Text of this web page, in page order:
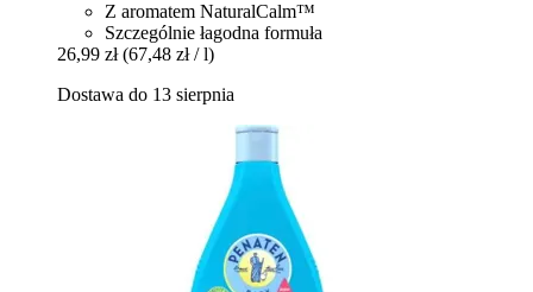
Z aromatem NaturalCalm™
Szczególnie łagodna formuła
26,99 zł (67,48 zł / l)
Dostawa do 13 sierpnia